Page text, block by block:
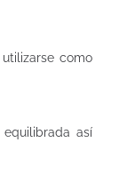
como
así